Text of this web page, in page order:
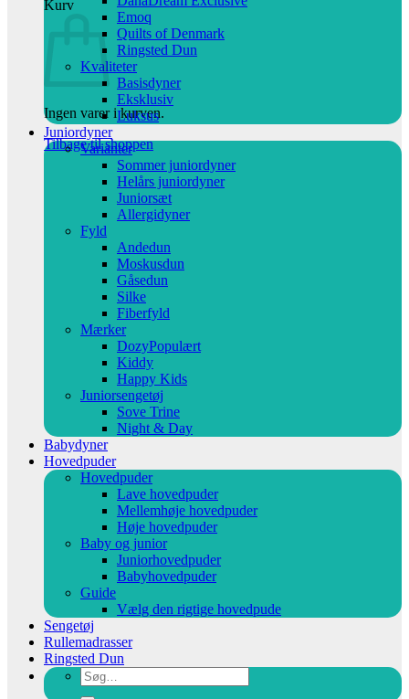
Kurv
Ingen varer i kurven.
Tilbage til shoppen
Emoq
Quilts of Denmark
Ringsted Dun
Kvaliteter
Basisdyner
Eksklusiv
Luksus
Juniordyner
Varianter
Sommer juniordyner
Helårs juniordyner
Juniorsæt
Allergidyner
Fyld
Andedun
Moskusdun
Gåsedun
Silke
Fiberfyld
Mærker
Dozy
Kiddy
Happy Kids
Juniorsengetøj
Sove Trine
Night & Day
Babydyner
Hovedpuder
Hovedpuder
Lave hovedpuder
Mellemhøje hovedpuder
Høje hovedpuder
Baby og junior
Juniorhovedpuder
Babyhovedpuder
Guide
Vælg den rigtige hovedpude
Sengetøj
Rullemadrasser
Ringsted Dun
Søg
efter: